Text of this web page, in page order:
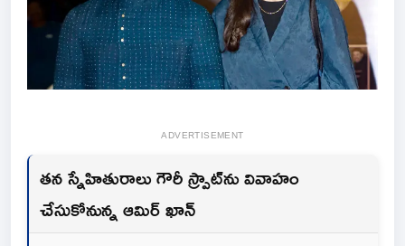
ADVERTISEMENT
తన స్నేహితురాలు గౌరీ స్ప్రాట్‌ను వివాహం
చేసుకోనున్న ఆమిర్ ఖాన్